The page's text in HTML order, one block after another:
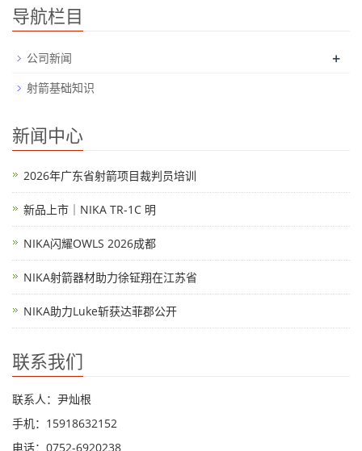
导航栏目
公司新闻 +
射箭基础知识
新闻中心
2026年广东省射箭项目裁判员培训
新品上市｜NIKA TR-1C 明
NIKA闪耀OWLS 2026成都
NIKA射箭器材助力徐钲翔在江苏省
NIKA助力Luke斩获达菲郡公开
联系我们
联系人：尹灿根
手机：15918632152
电话：0752-6920238